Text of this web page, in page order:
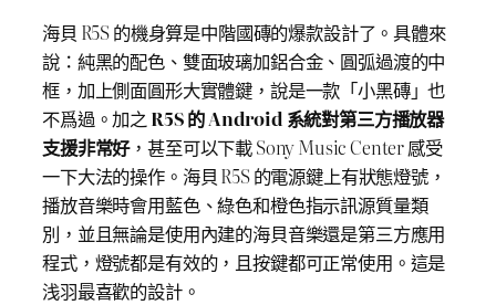
海貝 R5S 的機身算是中階國磚的爆款設計了。具體來
說：純黑的配色、雙面玻璃加鋁合金、圓弧過渡的中
框，加上側面圓形大實體鍵，說是一款「小黑磚」也
不爲過。加之R5S 的 Android 系統對第三方播放器
支援非常好，甚至可以下載 Sony Music Center 感受
一下大法的操作。海貝 R5S 的電源鍵上有狀態燈號，
播放音樂時會用藍色、綠色和橙色指示訊源質量類
別，並且無論是使用內建的海貝音樂還是第三方應用
程式，燈號都是有效的，且按鍵都可正常使用。這是
浅羽最喜歡的設計。